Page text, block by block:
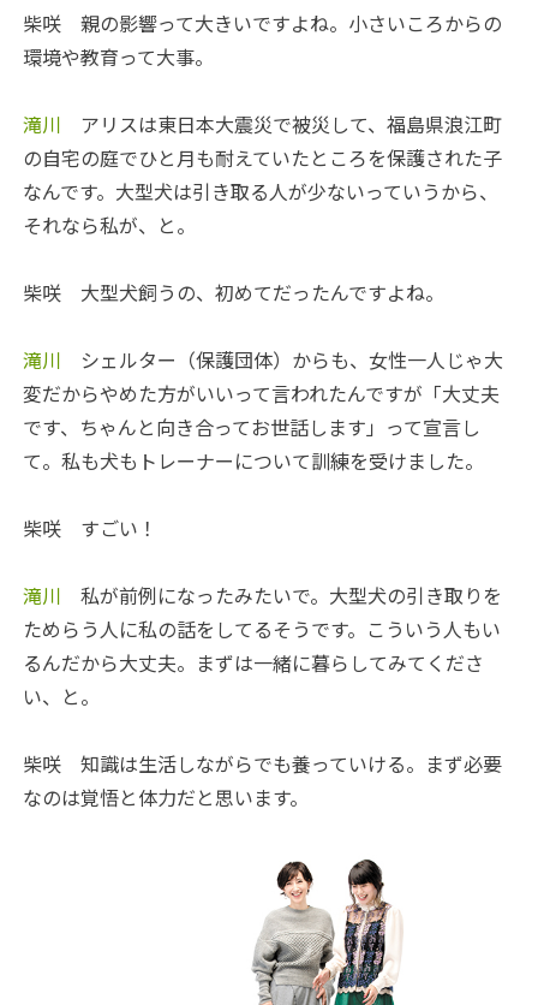
柴咲 親の影響って大きいですよね。小さいころからの
環境や教育って大事。
滝川 アリスは東日本大震災で被災して、福島県浪江町
の自宅の庭でひと月も耐えていたところを保護された子
なんです。大型犬は引き取る人が少ないっていうから、
それなら私が、と。
柴咲 大型犬飼うの、初めてだったんですよね。
滝川 シェルター（保護団体）からも、女性一人じゃ大
変だからやめた方がいいって言われたんですが「大丈夫
です、ちゃんと向き合ってお世話します」って宣言し
て。私も犬もトレーナーについて訓練を受けました。
柴咲 すごい！
滝川 私が前例になったみたいで。大型犬の引き取りを
ためらう人に私の話をしてるそうです。こういう人もい
るんだから大丈夫。まずは一緒に暮らしてみてくださ
い、と。
柴咲 知識は生活しながらでも養っていける。まず必要
なのは覚悟と体力だと思います。